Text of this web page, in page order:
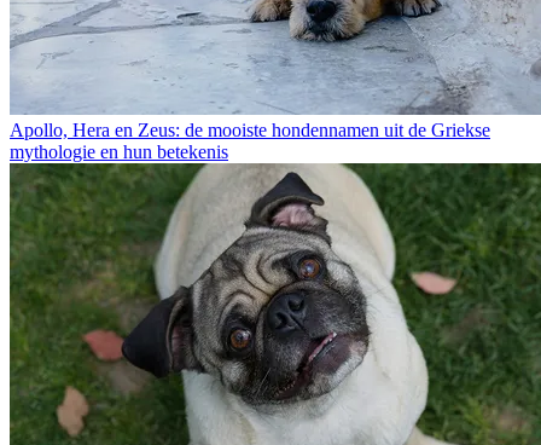
Apollo, Hera en Zeus: de mooiste hondennamen uit de Griekse
mythologie en hun betekenis